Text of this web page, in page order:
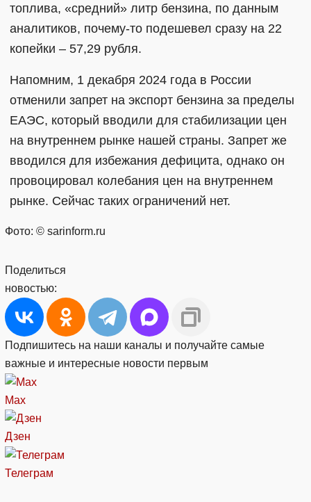
топлива, «средний» литр бензина, по данным
аналитиков, почему-то подешевел сразу на 22
копейки – 57,29 рубля.
Напомним, 1 декабря 2024 года в России
отменили запрет на экспорт бензина за пределы
ЕАЭС, который вводили для стабилизации цен
на внутреннем рынке нашей страны. Запрет же
вводился для избежания дефицита, однако он
провоцировал колебания цен на внутреннем
рынке. Сейчас таких ограничений нет.
Фото: © sarinform.ru
Поделиться
новостью:
Подпишитесь на наши каналы и получайте самые
важные и интересные новости первым
Max
Дзен
Телеграм